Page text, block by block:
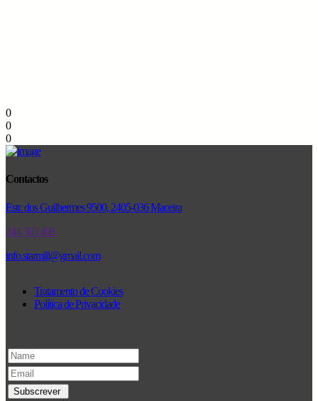
0
0
0
Contactos
Estr. dos Guilhermes 9500, 2405-036 Maceira
244 503 408
info.starmill@gmail.com
Tratamento de Cookies
Política de Privacidade